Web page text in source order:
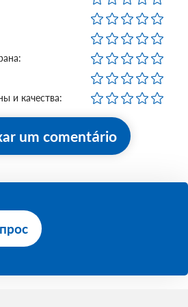
и качества:
um comentário